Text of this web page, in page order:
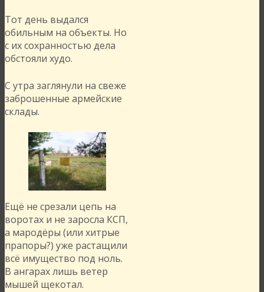
Тот день выдался
обильным на объекты. Но
с их сохранностью дела
обстояли худо.
С утра заглянули на свеже
заброшенные армейские
склады.
Ещё не срезали цепь на
воротах и не заросла КСП,
а мародёры (или хитрые
прапоры?) уже растащили
всё имущество под ноль.
В ангарах лишь ветер
мышей щекотал.